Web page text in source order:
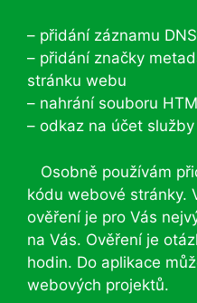
– přidání záznamu
– přidání značky
stránku webu
– nahrání souboru
– odkaz na účet
Osobně používám
kódu webové stránky.
ověření je pro Vás
na Vás. Ověření je
hodin. Do aplikace
webových projektů.